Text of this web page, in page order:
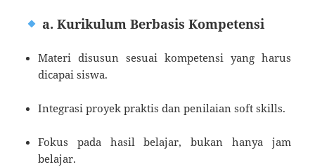
a. Kurikulum Berbasis Kompetensi
Materi disusun sesuai kompetensi yang harus
dicapai siswa.
Integrasi proyek praktis dan penilaian soft skills.
Fokus pada hasil belajar, bukan hanya jam
belajar.